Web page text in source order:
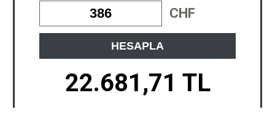
CHF
HESAPLA
22.681,71 TL